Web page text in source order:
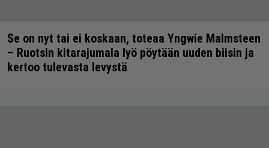
Se on nyt tai ei koskaan, toteaa Yngwie Malmsteen
– Ruotsin kitarajumala lyö pöytään uuden biisin ja
kertoo tulevasta levystä